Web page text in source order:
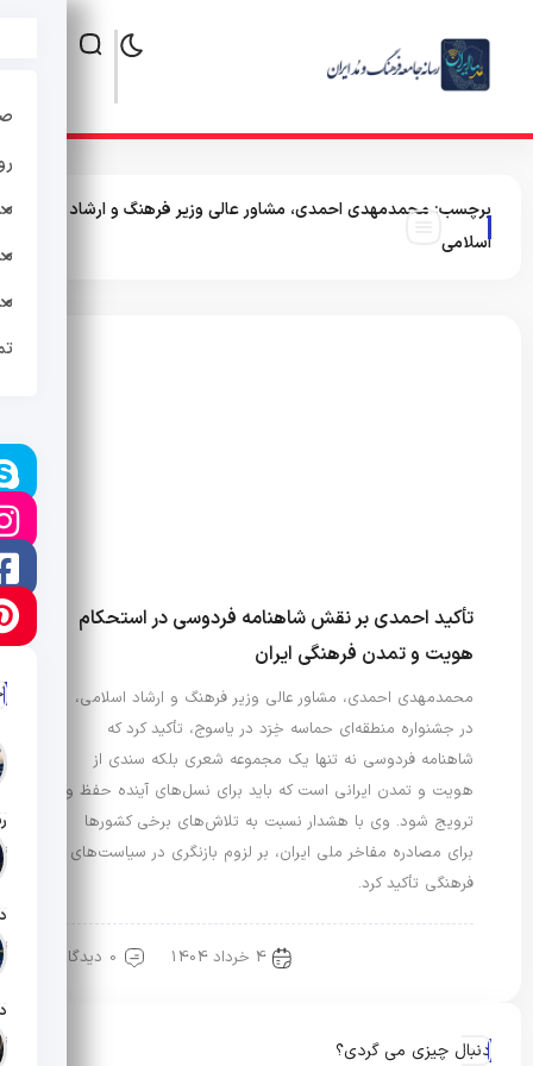
برچسب: محمدمهدی احمدی، مشاور عالی وزیر فرهنگ و ارشاد
اسلامی
تأکید احمدی بر نقش شاهنامه فردوسی در استحکام
هویت و تمدن فرهنگی ایران
محمدمهدی احمدی، مشاور عالی وزیر فرهنگ و ارشاد اسلامی،
در جشنواره منطقه‌ای حماسه خِرَد در یاسوج، تأکید کرد که
شاهنامه فردوسی نه تنها یک مجموعه شعری بلکه سندی از
هویت و تمدن ایرانی است که باید برای نسل‌های آینده حفظ و
ترویج شود. وی با هشدار نسبت به تلاش‌های برخی کشورها
برای مصادره مفاخر ملی ایران، بر لزوم بازنگری در سیاست‌های
فرهنگی تأکید کرد.
4 خرداد 1404 0 دیدگاه
دنبال چیزی می گردی؟